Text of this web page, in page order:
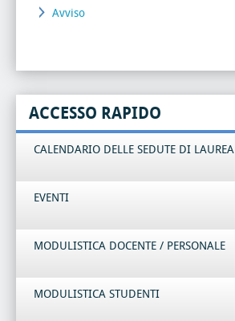
Avviso
ACCESSO RAPIDO
CALENDARIO DELLE SEDUTE DI LAUREA
EVENTI
MODULISTICA DOCENTE / PERSONALE
MODULISTICA STUDENTI